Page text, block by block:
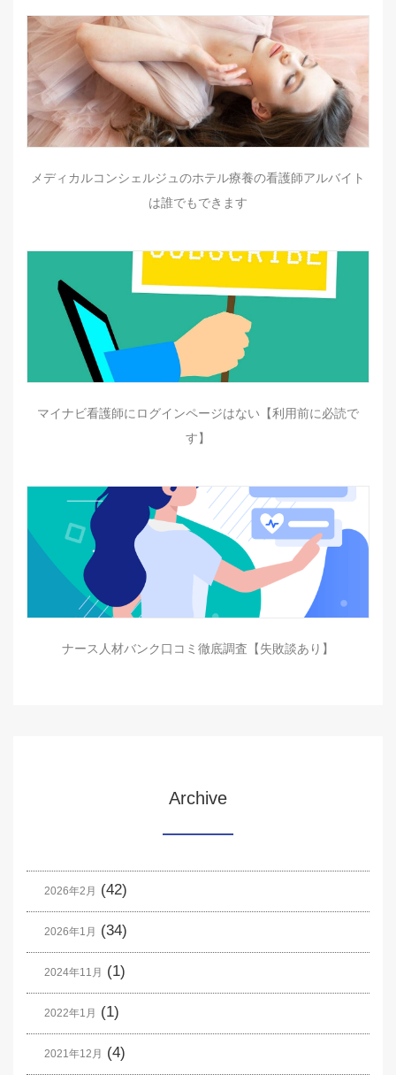
メディカルコンシェルジュのホテル療養の看護師アルバイト
は誰でもできます
マイナビ看護師にログインページはない【利用前に必読で
す】
ナース人材バンク口コミ徹底調査【失敗談あり】
Archive
2026年2月 (42)
2026年1月 (34)
2024年11月 (1)
2022年1月 (1)
2021年12月 (4)